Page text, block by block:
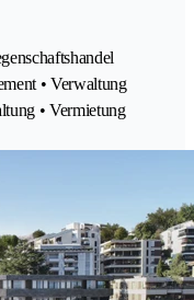
• Verwaltung
• Vermietung